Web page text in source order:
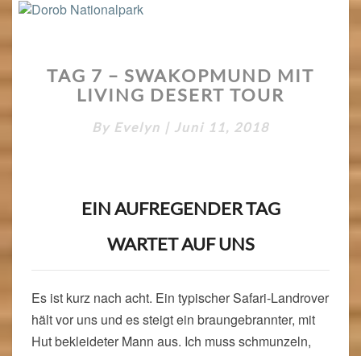
7
–
MIT
TAG 7 – SWAKOPMUND MIT
LIVING DESERT TOUR
By Evelyn | Juni 11, 2018
EIN AUFREGENDER TAG
WARTET AUF UNS
Es ist kurz nach acht. Ein typischer Safari-Landrover
hält vor uns und es steigt ein braungebrannter, mit
Hut bekleideter Mann aus. Ich muss schmunzeln,